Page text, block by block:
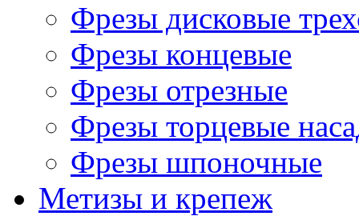
Фрезы дисковые
Фрезы концевые
Фрезы отрезные
Фрезы торцевые
Фрезы шпоночные
Метизы и крепеж